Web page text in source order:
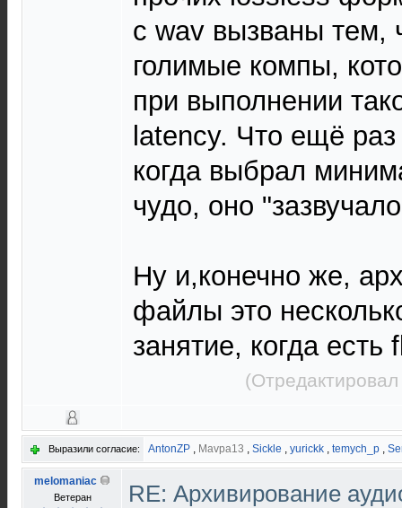
с wav вызваны тем,
голимые компы,
при выполнении
latency. Что ещё раз
когда выбрал
чудо, оно
Ну и,конечно же,
файлы это
занятие, когда есть
Выразили согласие: AntonZP , Mavpa13 , Sickle , yurickk , temych_p ,
melomaniac
Ветеран
RE: Архивирование